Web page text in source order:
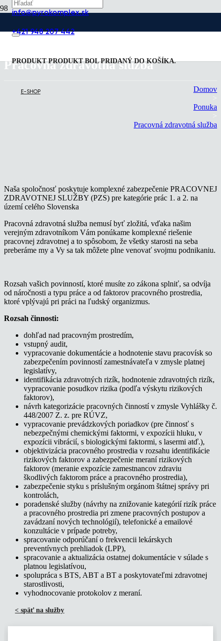
info@pyrokomplex.sk
+421 948 207 442
PRODUKTPRODUKTBOL PRIDANÝ DO KOŠÍKA.
E-SHOP
Pracovná zdravotná služba
Domov
>
Ponuka
>
Pracovná zdravotná služba
Naša spoločnosť poskytuje komplexné zabezpečenie PRACOVNEJ
ZDRAVOTNEJ SLUŽBY (PZS) pre kategórie prác 1. a 2. na
území celého Slovenska
Pracovná zdravotná služba nemusí byť zložitá, vďaka našim
verejným zdravotníkom Vám ponúkame komplexné riešenie
pracovnej zdravotnej a to spôsobom, že všetky starosti na seba
preberáme my a Vy sa tak môžete plne venovať svojmu podnikaniu.
Rozsah vašich povinností, ktoré musíte zo zákona splniť, sa odvíja
od náročnosti a typu práce a od faktorov pracovného prostredia,
ktoré vplývajú pri práci na ľudský organizmus.
Rozsah činnosti:
dohľad nad pracovným prostredím,
vstupný audit,
vypracovanie dokumentácie a hodnotenie stavu pracovísk so
zabezpečením povinností zamestnávateľa v zmysle platnej
legislatívy,
identifikácia zdravotných rizík, hodnotenie zdravotných rizík,
vypracovanie posudkov rizika (podľa výskytu rizikových
faktorov),
návrh kategorizácie pracovných činností v zmysle Vyhlášky č.
448/2007 Z. z. pre RÚVZ,
vypracovanie prevádzkových poriadkov (pre činnosť s
nebezpečnými chemickými faktormi, v expozícii hluku, v
expozícii vibrácií, s biologickými faktormi, s lasermi atď.),
objektivizácia pracovného prostredia v rozsahu identifikácie
rizikových faktorov a zabezpečenie meraní rizikových
faktorov (meranie expozície zamestnancov zdraviu
škodlivých faktorom práce a pracovného prostredia),
zabezpečenie styku s príslušným orgánom štátnej správy pri
kontrolách,
poradenské služby (návrhy na znižovanie kategórií rizík práce
a pracovného prostredia pri zmene pracovných postupov a
zavádzaní nových technológií), telefonické a emailové
konzultácie v prípade potreby,
spracovanie odporúčaní o frekvencii lekárskych
preventívnych prehliadok (LPP),
spracovanie a aktualizácia ostatnej dokumentácie v súlade s
platnou legislatívou,
spolupráca s BTS, ABT a BT a poskytovateľmi zdravotnej
starostlivosti,
vyhodnocovanie protokolov z meraní.
< späť na služby